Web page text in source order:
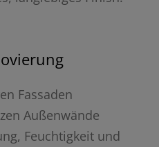
Fassaden
Außenwände
Feuchtigkeit und